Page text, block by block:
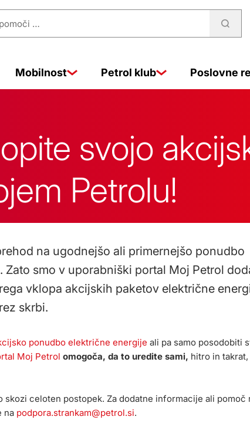
Mobilnost Petrol klub Poslovne
svojo
Petrolu!
na ugodnejšo ali primernejšo ponudbo
Zato smo v uporabniški portal Moj Petrol
vklopa akcijskih paketov električne
skrbi.
ponudbo električne energije ali pa samo posodobiti
Moj Petrol omogoča, da to uredite sami, hitro in takrat,
skozi celoten postopek. Za dodatne informacije ali pomoč
na podpora.strankam@petrol.si.